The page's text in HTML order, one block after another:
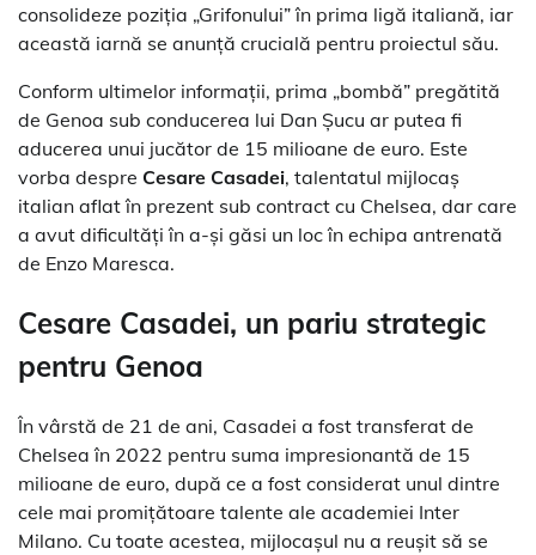
consolideze poziția „Grifonului” în prima ligă italiană, iar
această iarnă se anunță crucială pentru proiectul său.
Conform ultimelor informații, prima „bombă” pregătită
de Genoa sub conducerea lui Dan Șucu ar putea fi
aducerea unui jucător de 15 milioane de euro. Este
vorba despre Cesare Casadei, talentatul mijlocaș
italian aflat în prezent sub contract cu Chelsea, dar care
a avut dificultăți în a-și găsi un loc în echipa antrenată
de Enzo Maresca.
Cesare Casadei, un pariu strategic
pentru Genoa
În vârstă de 21 de ani, Casadei a fost transferat de
Chelsea în 2022 pentru suma impresionantă de 15
milioane de euro, după ce a fost considerat unul dintre
cele mai promițătoare talente ale academiei Inter
Milano. Cu toate acestea, mijlocașul nu a reușit să se